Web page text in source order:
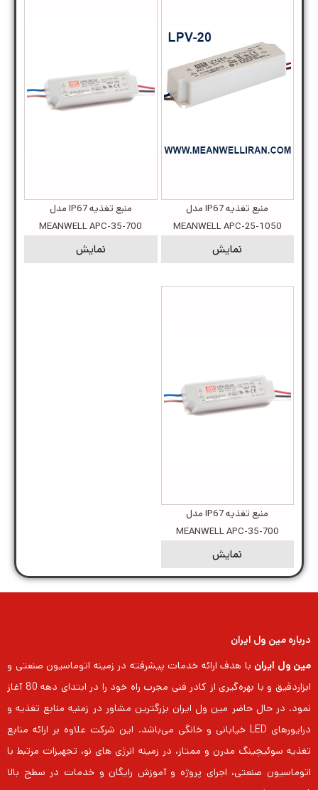
منبع تغذیه IP67 مدل
MEANWELL APC-25-1050
نمایش
منبع تغذیه IP67 مدل
MEANWELL APC-35-700
نمایش
منبع تغذیه IP67 مدل
MEANWELL APC-35-700
نمایش
درباره مین ول ایران
مین ول ایران با هدف ارائه خدمات پیشرفته در زمینه اتوماسیون صنعتی و
ابزاردقیق و با بهره‌گیری از کادر فنی مجرب راه خود را در ابتدای دهه 80 آغاز
نمود. در حال حاضر مین ول ایران بزرگترین مشاور در زمنیه منابع تغذیه و
درایورهای LED خیابانی و خانگی می‌باشد. این شرکت علاوه بر ارائه منابع
تغذیه سوئیچینگ مدرن و ممتاز، در زمینه انرژی های نو، تجهیزات مرتبط با
اتوماسیون صنعتی، اجرای پروژه و آموزش رایگان و خدمات در سطح بالا